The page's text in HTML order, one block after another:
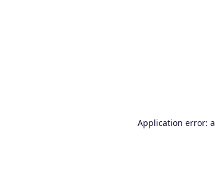
Application error: a